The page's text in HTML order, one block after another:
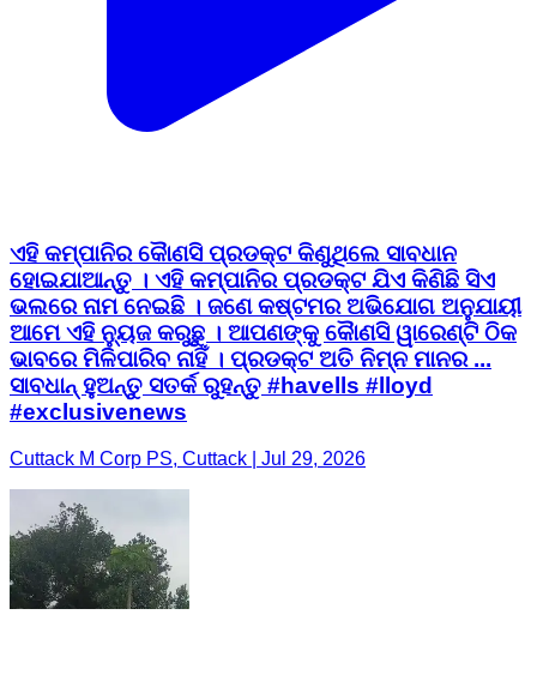
ଏହି କମ୍ପାନିର କୈାଣସି ପ୍ରଡକ୍ଟ କିଣୁଥିଲେ ସାବଧାନ
ହୋଇଯାଆନ୍ତୁ । ଏହି କମ୍ପାନିର ପ୍ରଡକ୍ଟ ଯିଏ କିଣିଛି ସିଏ
ଭଲରେ ନାମ ନେଇଛି । ଜଣେ କଷ୍ଟମର ଅଭିଯୋଗ ଅନୁଯାୟୀ
ଆମେ ଏହି ନ୍ୟୁଜ କରୁଛୁ । ଆପଣଙ୍କୁ କୈାଣସି ୱାରେଣ୍ଟି ଠିକ
ଭାବରେ ମିଳିପାରିବ ନାହିଁ । ପ୍ରଡକ୍ଟ ଅତି ନିମ୍ନ ମାନର ...
ସାବଧାନ୍ ହୁଅନ୍ତୁ ସତର୍କ ରୁହନ୍ତୁ #havells #lloyd
#exclusivenews
Cuttack M Corp PS, Cuttack | Jul 29, 2026